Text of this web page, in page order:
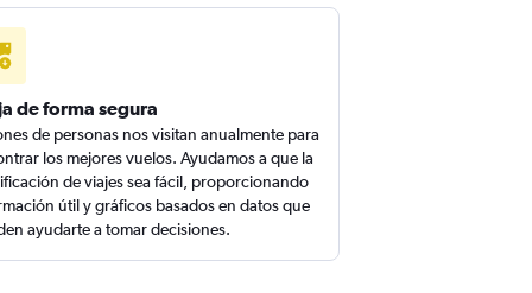
de forma segura
de personas nos visitan anualmente para
los mejores vuelos. Ayudamos a que la
de viajes sea fácil, proporcionando
útil y gráficos basados en datos que
ayudarte a tomar decisiones.